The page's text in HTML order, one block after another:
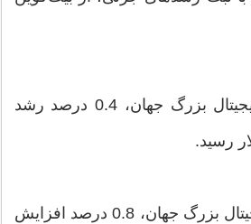
اتریوم، دومین ارز دیجیتال بزرگ جهان، 0.4 درصد رشد
ریپل، سومین ارز دیجیتال بزرگ جهان، 0.8 درصد افزایش